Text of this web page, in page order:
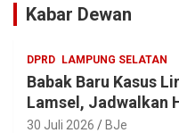
Kabar Dewan
DPRD LAMPUNG SELATAN
Babak Baru Kasus
Lamsel, Jadwalkan
30 Juli 2026 BJe